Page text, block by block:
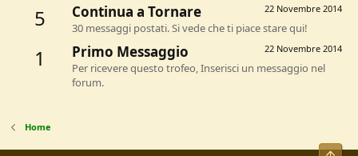
5 22 Novembre 2014
Continua a Tornare
30 messaggi postati. Si vede che ti piace stare qui!
1 22 Novembre 2014
Primo Messaggio
Per ricevere questo trofeo, Inserisci un messaggio nel
forum.
Home